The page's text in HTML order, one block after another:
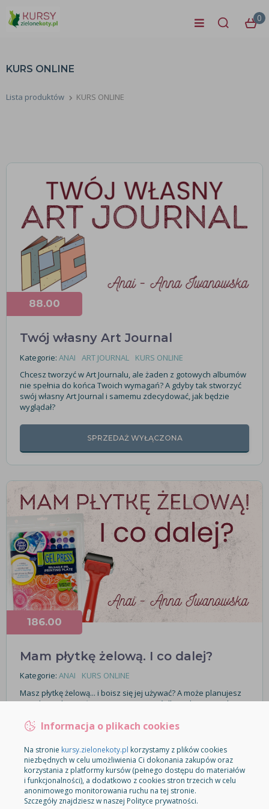
0
KURS ONLINE
Lista produktów KURS ONLINE
Twój własny Art Journal
Kategorie: ANAI ART JOURNAL
KURS ONLINE
Chcesz tworzyć w Art Journalu, ale żaden z gotowych albumów
nie spełnia do końca Twoich wymagań? A gdyby tak stworzyć
swój własny Art Journal i samemu zdecydować, jak będzie
wyglądał?
88.00
SPRZEDAŻ WYŁĄCZONA
Mam płytkę żelową. I co dalej?
Kategorie: ANAI
KURS ONLINE
Masz płytkę żelową... i boisz się jej używać? A może planujesz
jej zakup, ale wciąż nie wiesz, czy to coś dla Ciebie? Nasz kurs
186.00
SPRZEDAŻ WYŁĄCZONA
Informacja o plikach cookies
Na stronie kursy.zielonekoty.pl korzystamy z plików cookies
niezbędnych w celu umożliwienia Ci dokonania zakupów oraz
korzystania z platformy kursów (pełnego dostępu do materiałów
i funkcjonalności), a dodatkowo z cookies stron trzecich w celu
anonimowego monitorowania ruchu na tej stronie.
Szczegóły znajdziesz w naszej Polityce prywatności.